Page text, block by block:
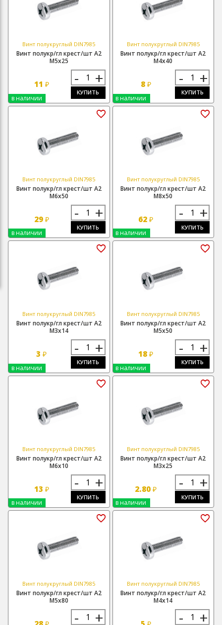
Винт полукруглый DIN7985
Винт полукр/гл крест/шт А2
М5х25
11 ₽ - +
КУПИТЬ
в наличии
Винт полукруглый DIN7985
Винт полукр/гл крест/шт А2
М4х40
8 ₽ - +
КУПИТЬ
в наличии
Винт полукруглый DIN7985
Винт полукр/гл крест/шт А2
М6х50
29 ₽ - +
КУПИТЬ
в наличии
Винт полукруглый DIN7985
Винт полукр/гл крест/шт А2
М8х50
62₽ - +
КУПИТЬ
в наличии
Винт полукруглый DIN7985
Винт полукр/гл крест/шт А2
М3х14
3₽ - +
КУПИТЬ
в наличии
Винт полукруглый DIN7985
Винт полукр/гл крест/шт А2
М5х50
18₽ - +
КУПИТЬ
в наличии
Винт полукруглый DIN7985
Винт полукр/гл крест/шт А2
М6х10
13 ₽ - +
КУПИТЬ
в наличии
Винт полукруглый DIN7985
Винт полукр/гл крест/шт А2
М3х25
2.80₽ - +
КУПИТЬ
в наличии
Винт полукруглый DIN7985
Винт полукр/гл крест/шт А2
М5х80
- +
Винт полукруглый DIN7985
Винт полукр/гл крест/шт А2
М4х14
- +